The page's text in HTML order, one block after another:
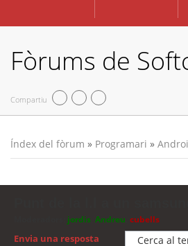
Fòrums de
Compartiu
Índex del fòrum » Programari »
jordis Andreu cubells
Envia una resposta